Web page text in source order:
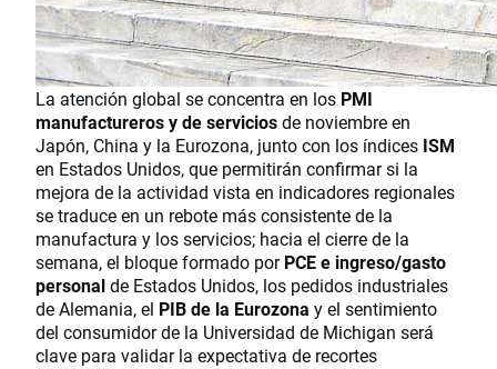
La atención global se concentra en los PMI
manufactureros y de serviciosde noviembre en
Japón, China y la Eurozona, junto con los índices ISM
en Estados Unidos, que permitirán confirmar si la
mejora de la actividad vista en indicadores regionales
se traduce en un rebote más consistente de la
manufactura y los servicios; hacia el cierre de la
semana, el bloque formado porPCE e ingreso/gasto
personalde Estados Unidos, los pedidos industriales
de Alemania, el PIB de la Eurozona y el sentimiento
del consumidor de la Universidad de Michigan será
clave para validar la expectativa de recortes